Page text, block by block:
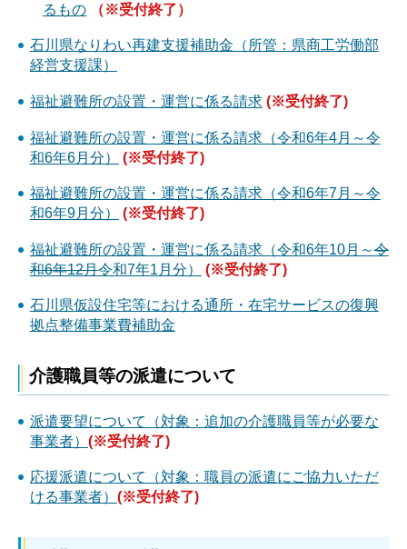
るもの
（※受付終了）
石川県なりわい再建支援補助金（所管：県商工労働部
経営支援課）
福祉避難所の設置・運営に係る請求(※受付終了)
福祉避難所の設置・運営に係る請求（令和6年4月～令
和6年6月分）
(※受付終了)
福祉避難所の設置・運営に係る請求（令和6年7月～令
和6年9月分）
(※受付終了)
福祉避難所の設置・運営に係る請求（令和6年10月～令
和6年12月令和7年1月分） (※受付終了)
石川県仮設住宅等における通所・在宅サービスの復興
拠点整備事業費補助金
介護職員等の派遣について
派遣要望について（対象：追加の介護職員等が必要な
事業者） (※受付終了)
応援派遣について（対象：職員の派遣にご協力いただ
ける事業者） (※受付終了)